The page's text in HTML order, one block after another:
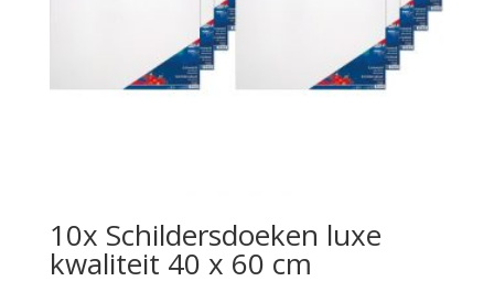
10x Schildersdoeken luxe
kwaliteit 40 x 60 cm